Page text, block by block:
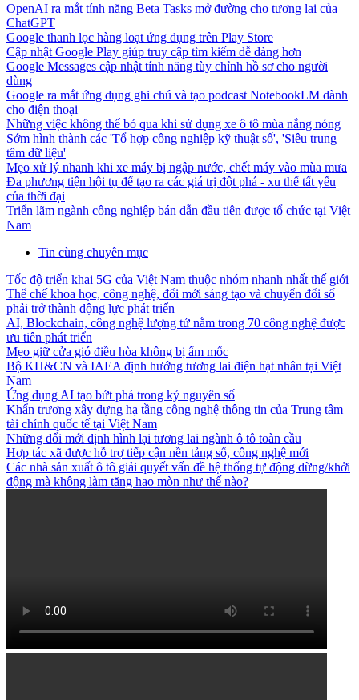
OpenAI ra mắt tính năng Beta Tasks mở đường cho tương lai của
ChatGPT
Google thanh lọc hàng loạt ứng dụng trên Play Store
Cập nhật Google Play giúp truy cập tìm kiếm dễ dàng hơn
Google Messages cập nhật tính năng tùy chỉnh hồ sơ cho người
dùng
Google ra mắt ứng dụng ghi chú và tạo podcast NotebookLM dành
cho điện thoại
Những việc không thể bỏ qua khi sử dụng xe ô tô mùa nắng nóng
Sớm hình thành các 'Tổ hợp công nghiệp kỹ thuật số', 'Siêu trung
tâm dữ liệu'
Mẹo xử lý nhanh khi xe máy bị ngập nước, chết máy vào mùa mưa
Đa phương tiện hội tụ để tạo ra các giá trị đột phá - xu thế tất yếu
của thời đại
Triển lãm ngành công nghiệp bán dẫn đầu tiên được tổ chức tại Việt
Nam
Tin cùng chuyên mục
Tốc độ triển khai 5G của Việt Nam thuộc nhóm nhanh nhất thế giới
Thể chế khoa học, công nghệ, đổi mới sáng tạo và chuyển đổi số
phải trở thành động lực phát triển
AI, Blockchain, công nghệ lượng tử nằm trong 70 công nghệ được
ưu tiên phát triển
Mẹo giữ cửa gió điều hòa không bị ẩm mốc
Bộ KH&CN và IAEA định hướng tương lai điện hạt nhân tại Việt
Nam
Ứng dụng AI tạo bứt phá trong kỷ nguyên số
Khẩn trương xây dựng hạ tầng công nghệ thông tin của Trung tâm
tài chính quốc tế tại Việt Nam
Những đổi mới định hình lại tương lai ngành ô tô toàn cầu
Hợp tác xã được hỗ trợ tiếp cận nền tảng số, công nghệ mới
Các nhà sản xuất ô tô giải quyết vấn đề hệ thống tự động dừng/khởi
động mà không làm tăng hao mòn như thế nào?